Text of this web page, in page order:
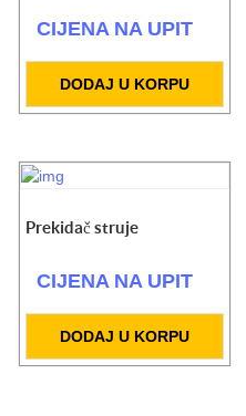
CIJENA NA UPIT
DODAJ U KORPU
Prekidač struje
CIJENA NA UPIT
DODAJ U KORPU